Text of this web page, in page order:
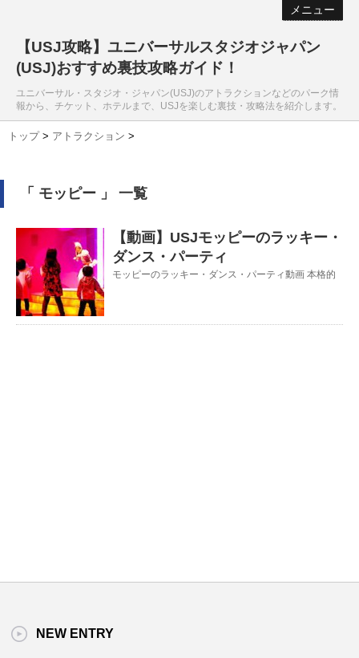
メニュー
【USJ攻略】ユニバーサルスタジオジャパン
(USJ)おすすめ裏技攻略ガイド！
ユニバーサル・スタジオ・ジャパン(USJ)のアトラクションなどのパーク情
報から、チケット、ホテルまで、USJを楽しむ裏技・攻略法を紹介します。
トップ > アトラクション >
「 モッピー 」 一覧
【動画】USJモッピーのラッキー・
ダンス・パーティ
モッピーのラッキー・ダンス・パーティ動画 本格的
NEW ENTRY